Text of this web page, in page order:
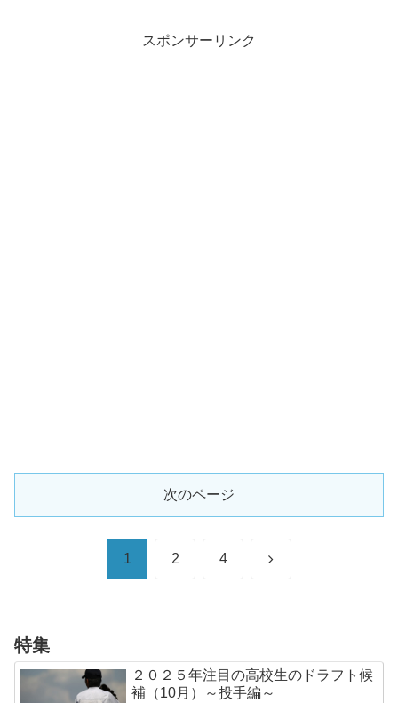
スポンサーリンク
次のページ
1 2 4 次
特集
２０２５年注目の高校生のドラフト候
補（10月）～投手編～